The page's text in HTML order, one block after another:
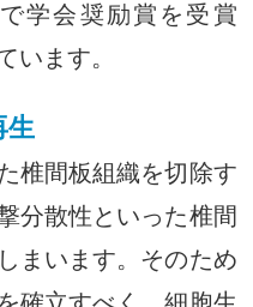
学会奨励賞を受賞
います。
生
椎間板組織を切除す
分散性といった椎間
まいます。そのため